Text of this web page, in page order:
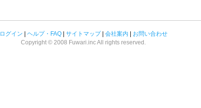
ログイン ヘルプ・FAQ| サイトマップ| 会社案内
お問い合わせ
Copyright © 2008 Fuwari.inc All rights reserved.